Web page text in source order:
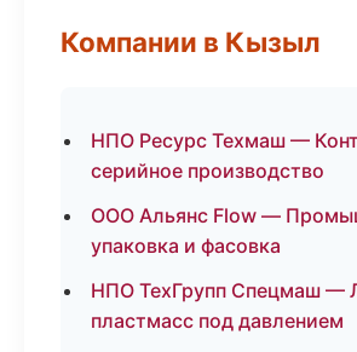
Компании в Кызыл
НПО Ресурс Техмаш —
серийное производство
ООО Альянс Flow —
упаковка и фасовка
НПО ТехГрупп Спецмаш —
пластмасс под давлением